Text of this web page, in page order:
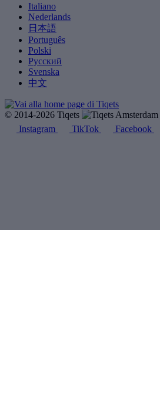
Italiano
Nederlands
日本語
Português
Polski
Русский
Svenska
中文
© 2014-2026 Tiqets
Instagram
TikTok Facebook